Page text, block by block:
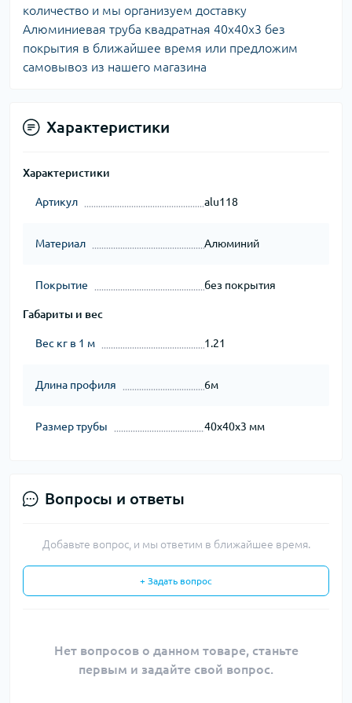
количество и мы организуем доставку
Алюминиевая труба квадратная 40х40х3 без
покрытия в ближайшее время или предложим
самовывоз из нашего магазина
Характеристики
Характеристики
Артикул alu118
Материал Алюминий
Покрытие без покрытия
Габариты и вес
Вес кг в 1 м 1.21
Длина профиля 6м
Размер трубы 40х40х3 мм
Вопросы и ответы
Добавьте вопрос, и мы ответим в ближайшее время.
+ Задать вопрос
Нет вопросов о данном товаре, станьте
первым и задайте свой вопрос.